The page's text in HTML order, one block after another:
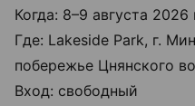
Когда: 8–9 августа 2026
Где: Lakeside Park, г.
побережье Цнянского
Вход: свободный